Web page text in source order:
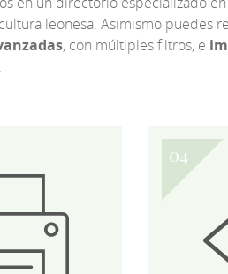
leonesa. Asimismo puedes
, con múltiples filtros, e